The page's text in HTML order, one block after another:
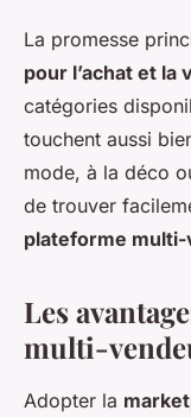
La promesse
pour l’achat et la
catégories
touchent aussi
mode, à la déco
de trouver
plateforme
Les
multi-
Adopter la